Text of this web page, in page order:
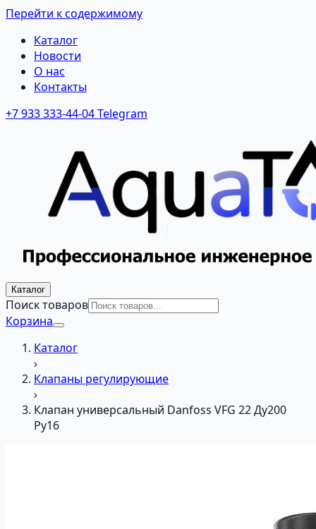
Перейти к содержимому
Каталог
Новости
О нас
Контакты
+7 933 333-44-04Telegram
Каталог
Поиск товаров
Корзина
Каталог
›
Клапаны регулирующие
›
Клапан универсальный Danfoss VFG 22 Ду200
Ру16